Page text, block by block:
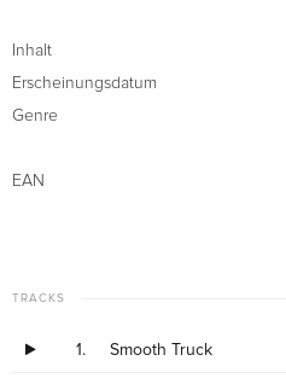
Inhalt
Erscheinungsdatum
Genre
EAN
TRACKS
1. Smooth Truck